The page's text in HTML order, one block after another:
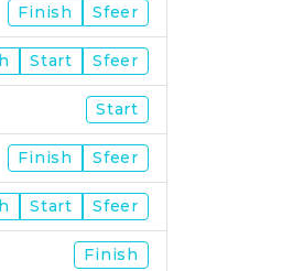
Finish Sfeer
Start Sfeer
Start
Finish Sfeer
Start Sfeer
Finish